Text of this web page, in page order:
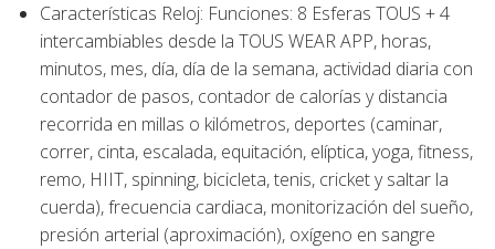
Características Reloj: Funciones: 8 Esferas TOUS + 4
intercambiables desde la TOUS WEAR APP, horas,
minutos, mes, día, día de la semana, actividad diaria con
contador de pasos, contador de calorías y distancia
recorrida en millas o kilómetros, deportes (caminar,
correr, cinta, escalada, equitación, elíptica, yoga, fitness,
remo, HIIT, spinning, bicicleta, tenis, cricket y saltar la
cuerda), frecuencia cardiaca, monitorización del sueño,
presión arterial (aproximación), oxígeno en sangre